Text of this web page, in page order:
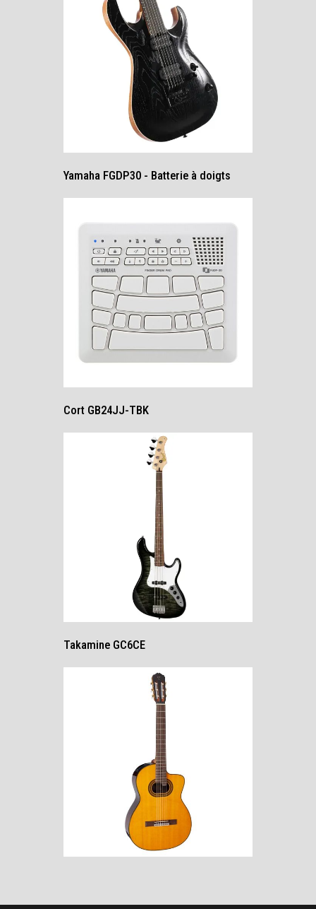
Yamaha FGDP30 - Batterie à doigts
Cort GB24JJ-TBK
Takamine GC6CE